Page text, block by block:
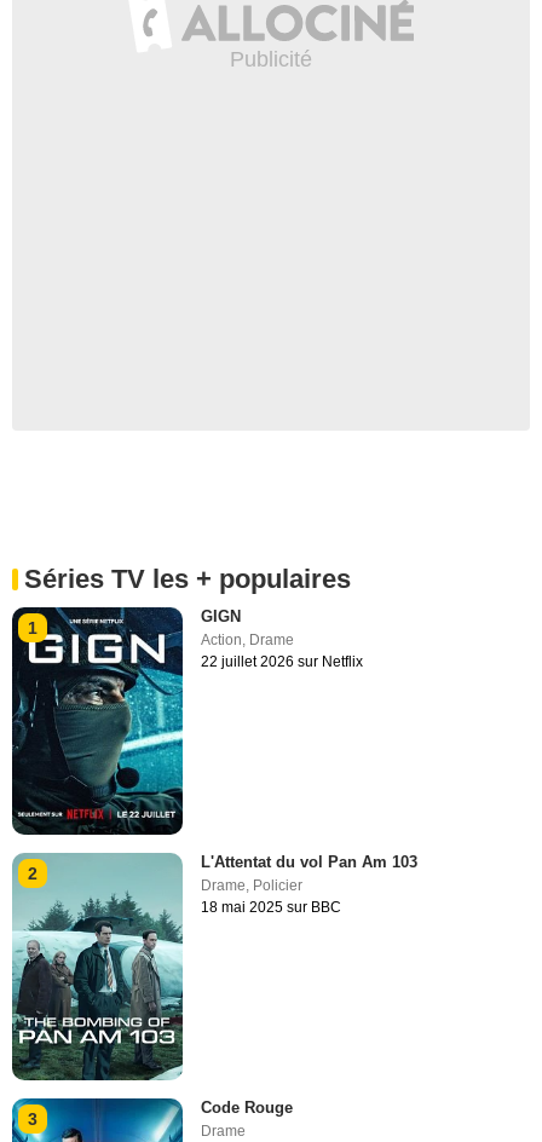
Séries TV les + populaires
1
GIGN
Action Drame
22 juillet 2026 sur Netflix
2
L'Attentat du vol Pan Am 103
Drame, Policier
18 mai 2025 sur BBC
3
Code Rouge
Drame